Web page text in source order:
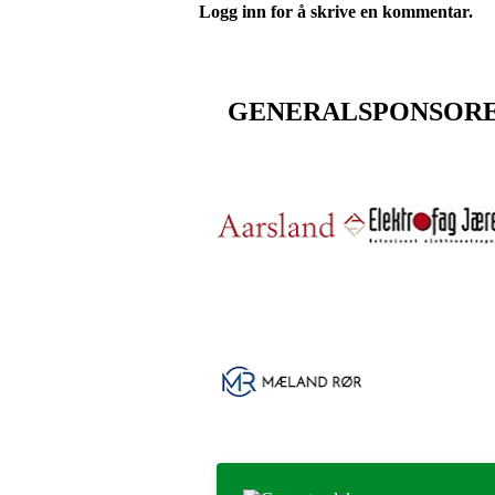
Logg inn for å skrive en kommentar.